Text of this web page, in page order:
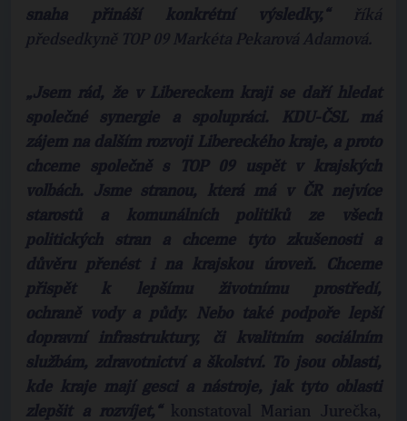
snaha přináší konkrétní výsledky,“říká
předsedkyně TOP 09 Markéta Pekarová Adamová.
„Jsem rád, že v Libereckem kraji se daří hledat
společné synergie a spolupráci. KDU-ČSL má
zájem na dalším rozvoji Libereckého kraje, a proto
chceme společně s TOP 09 uspět v krajských
volbách. Jsme stranou, která má v ČR nejvíce
starostů a komunálních politiků ze všech
politických stran a chceme tyto zkušenosti a
důvěru přenést i na krajskou úroveň. Chceme
přispět k lepšímu životnímu prostředí,
ochraně vody a půdy. Nebo také podpoře lepší
dopravní infrastruktury, či kvalitním sociálním
službám, zdravotnictví a školství. To jsou oblasti,
kde kraje mají gesci a nástroje, jak tyto oblasti
zlepšit a rozvíjet,“
konstatoval Marian Jurečka,